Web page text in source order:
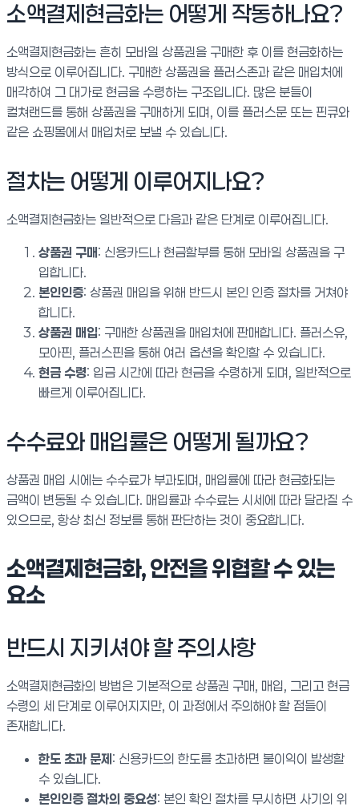
소액결제현금화는 어떻게 작동하나요?
소액결제현금화는 흔히 모바일 상품권을 구매한 후 이를 현금화하는
방식으로 이루어집니다. 구매한 상품권을 플러스존과 같은 매입처에
매각하여 그 대가로 현금을 수령하는 구조입니다. 많은 분들이
컬쳐랜드를 통해 상품권을 구매하게 되며, 이를 플러스문 또는 핀큐와
같은 쇼핑몰에서 매입처로 보낼 수 있습니다.
절차는 어떻게 이루어지나요?
소액결제현금화는 일반적으로 다음과 같은 단계로 이루어집니다.
상품권 구매: 신용카드나 현금할부를 통해 모바일 상품권을 구
입합니다.
본인인증: 상품권 매입을 위해 반드시 본인 인증 절차를 거쳐야
합니다.
상품권 매입: 구매한 상품권을 매입처에 판매합니다. 플러스유,
모아핀, 플러스핀을 통해 여러 옵션을 확인할 수 있습니다.
현금 수령: 입금 시간에 따라 현금을 수령하게 되며, 일반적으로
빠르게 이루어집니다.
수수료와 매입률은 어떻게 될까요?
상품권 매입 시에는 수수료가 부과되며, 매입률에 따라 현금화되는
금액이 변동될 수 있습니다. 매입률과 수수료는 시세에 따라 달라질 수
있으므로, 항상 최신 정보를 통해 판단하는 것이 중요합니다.
소액결제현금화, 안전을 위협할 수 있는
요소
반드시 지키셔야 할 주의사항
소액결제현금화의 방법은 기본적으로 상품권 구매, 매입, 그리고 현금
수령의 세 단계로 이루어지지만, 이 과정에서 주의해야 할 점들이
존재합니다.
한도 초과 문제: 신용카드의 한도를 초과하면 불이익이 발생할
수 있습니다.
본인인증 절차의 중요성: 본인 확인 절차를 무시하면 사기의 위